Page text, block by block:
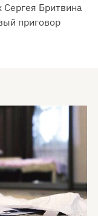
Бритвина
приговор